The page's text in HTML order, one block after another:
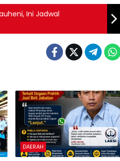
Ini Jadwal
DAERAH